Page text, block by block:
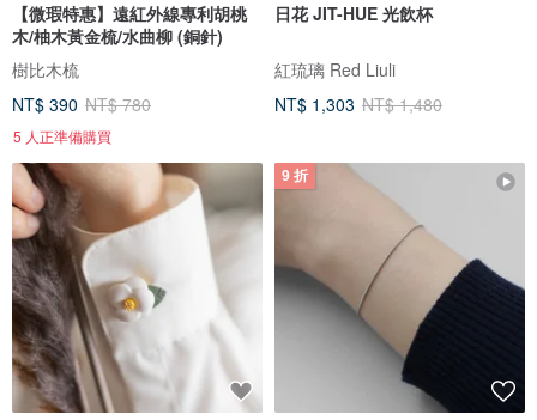
【微瑕特惠】遠紅外線專利胡桃
木/柚木黃金梳/水曲柳 (銅針)
樹比木梳
NT$ 390 NT$ 780
5 人正準備購買
日花 JIT-HUE 光飲杯
紅琉璃 Red Liuli
NT$ 1,303 NT$ 1,480
9 折